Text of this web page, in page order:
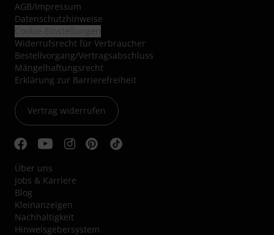
AGB/Impressum
Datenschutzhinweise
Widerrufsrecht für Verbraucher
Bestellvorgang/Vertragsabschluss
Mängelhaftungsrecht
Erklärung zur Barrierefreiheit
Vertrag widerrufen
Über uns
Jobs & Karriere
Blog
Kleinanzeigen
Nachhaltigkeit
Hinweisgebersystem